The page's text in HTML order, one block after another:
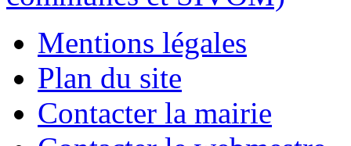
Mentions légales
Plan du site
Contacter la mairie